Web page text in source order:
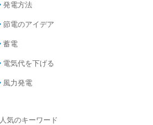
発電方法
節電のアイデア
蓄電
電気代を下げる
風力発電
人気のキーワード